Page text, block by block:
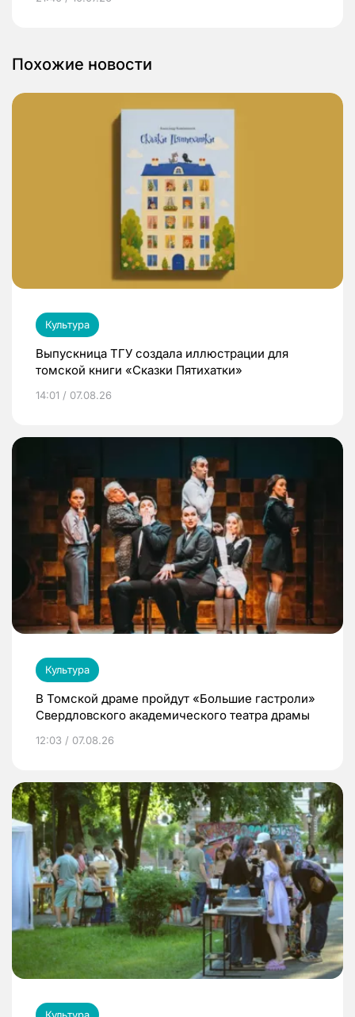
Похожие новости
Культура
Выпускница ТГУ создала иллюстрации для
томской книги «Сказки Пятихатки»
14:01 / 07.08.26
Культура
В Томской драме пройдут «Большие гастроли»
Свердловского академического театра драмы
12:03 / 07.08.26
Культура